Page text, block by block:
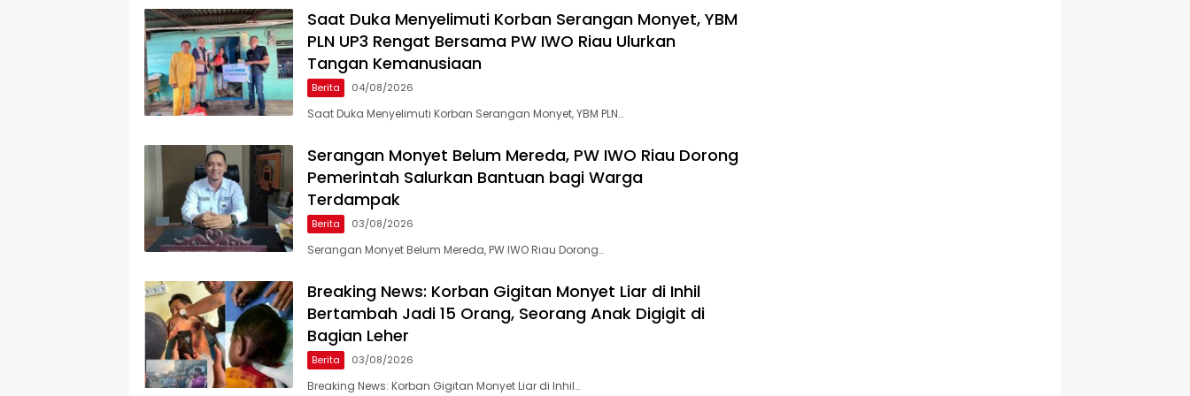
Saat Duka Menyelimuti Korban Serangan Monyet, YBM
PLN UP3 Rengat Bersama PW IWO Riau Ulurkan
Tangan Kemanusiaan
Berita 04/08/2026
Saat Duka Menyelimuti Korban Serangan Monyet, YBM PLN…
Serangan Monyet Belum Mereda, PW IWO Riau Dorong
Pemerintah Salurkan Bantuan bagi Warga
Terdampak
Berita 03/08/2026
Serangan Monyet Belum Mereda, PW IWO Riau Dorong…
Breaking News: Korban Gigitan Monyet Liar di Inhil
Bertambah Jadi 15 Orang, Seorang Anak Digigit di
Bagian Leher
Berita 03/08/2026
Breaking News: Korban Gigitan Monyet Liar di Inhil…